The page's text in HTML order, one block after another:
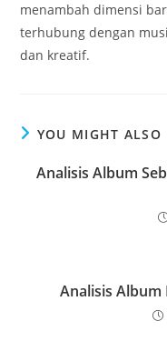
menambah dimensi
terhubung dengan
dan kreatif.
YOU MIGHT ALSO
Analisis Album
Analisis